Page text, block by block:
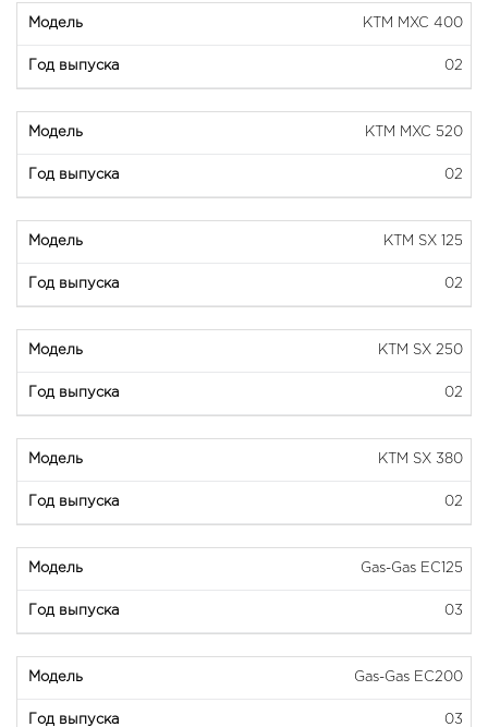
KTM MXC 400
02
KTM MXC 520
02
KTM SX 125
02
KTM SX 250
02
KTM SX 380
02
Gas-Gas EC125
03
Gas-Gas EC200
03